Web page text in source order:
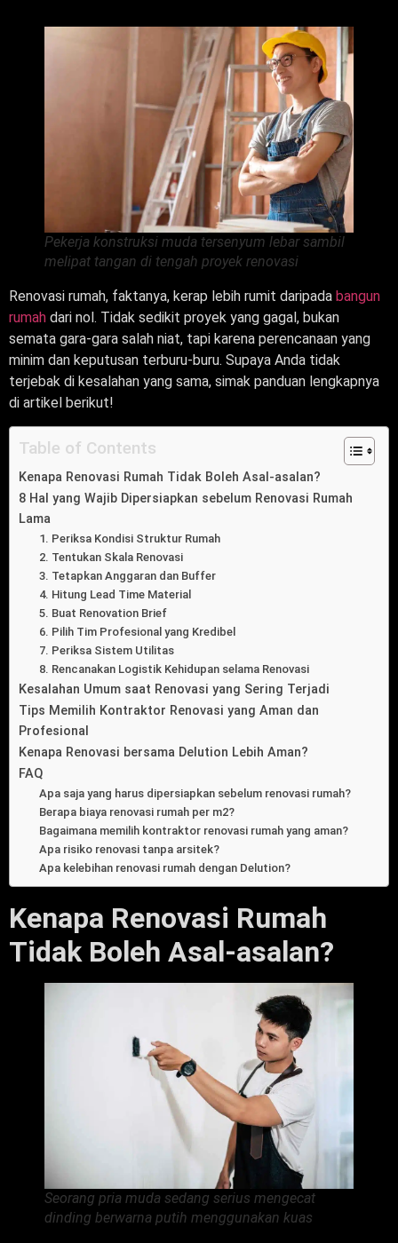
Pekerja konstruksi muda tersenyum lebar sambil
melipat tangan di tengah proyek renovasi
Renovasi rumah, faktanya, kerap lebih rumit daripada bangun
rumah dari nol. Tidak sedikit proyek yang gagal, bukan
semata gara-gara salah niat, tapi karena perencanaan yang
minim dan keputusan terburu-buru. Supaya Anda tidak
terjebak di kesalahan yang sama, simak panduan lengkapnya
di artikel berikut!
Table of Contents
Kenapa Renovasi Rumah Tidak Boleh Asal-asalan?
8 Hal yang Wajib Dipersiapkan sebelum Renovasi Rumah
Lama
1. Periksa Kondisi Struktur Rumah
2. Tentukan Skala Renovasi
3. Tetapkan Anggaran dan Buffer
4. Hitung Lead Time Material
5. Buat Renovation Brief
6. Pilih Tim Profesional yang Kredibel
7. Periksa Sistem Utilitas
8. Rencanakan Logistik Kehidupan selama Renovasi
Kesalahan Umum saat Renovasi yang Sering Terjadi
Tips Memilih Kontraktor Renovasi yang Aman dan
Profesional
Kenapa Renovasi bersama Delution Lebih Aman?
FAQ
Apa saja yang harus dipersiapkan sebelum renovasi rumah?
Berapa biaya renovasi rumah per m2?
Bagaimana memilih kontraktor renovasi rumah yang aman?
Apa risiko renovasi tanpa arsitek?
Apa kelebihan renovasi rumah dengan Delution?
Kenapa Renovasi Rumah
Tidak Boleh Asal-asalan?
Seorang pria muda sedang serius mengecat
dinding berwarna putih menggunakan kuas